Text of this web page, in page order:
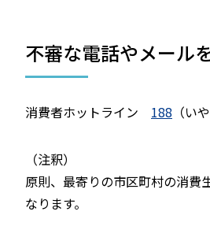
不審な電話やメール
消費者ホットライン 188 （い
（注釈）
原則、最寄りの市区町村の消費
なります。